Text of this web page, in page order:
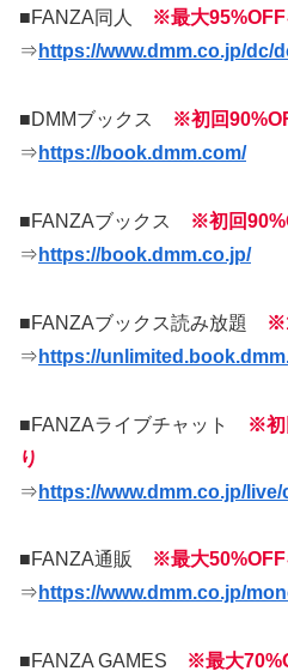
■FANZA同人
※最大95%OFF
⇒ https://www.dmm.co.jp/dc/
■DMMブックス
※初回
⇒ https://book.dmm.com/
■FANZAブックス
※初回
⇒ https://book.dmm.co.jp/
■FANZAブックス読み放題
⇒ https://
■FANZAライブチャット
※初
り
⇒ https://www.dmm.co.jp/live/
■FANZA通販
※最大50%OFF
⇒ https://www.dmm.co.jp/
■FANZA GAMES
※最大